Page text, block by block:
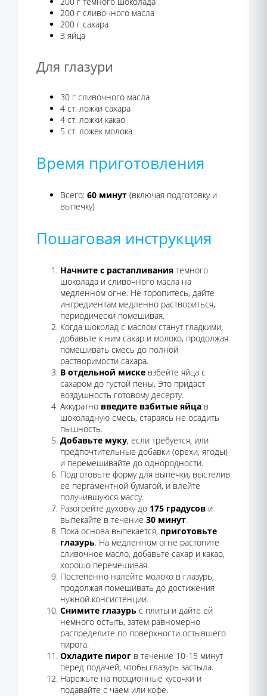
200 г сливочного масла
200 г сахара
3 яйца
Для глазури
30 г сливочного масла
4 ст. ложки сахара
4 ст. ложки какао
5 ст. ложек молока
Время приготовления
Всего: 60 минут (включая подготовку и
выпечку)
Пошаговая инструкция
Начните с растапливания темного
шоколада и сливочного масла на
медленном огне. Не торопитесь, дайте
ингредиентам медленно раствориться,
периодически помешивая.
Когда шоколад с маслом станут гладкими,
добавьте к ним сахар и молоко, продолжая
помешивать смесь до полной
растворимости сахара.
В отдельной миске взбейте яйца с
сахаром до густой пены. Это придаст
воздушность готовому десерту.
Аккуратно введите взбитые яйца в
шоколадную смесь, стараясь не осадить
пышность.
Добавьте муку, если требуется, или
предпочтительные добавки (орехи, ягоды)
и перемешивайте до однородности.
Подготовьте форму для выпечки, выстелив
ее пергаментной бумагой, и влейте
получившуюся массу.
Разогрейте духовку до 175 градусов и
выпекайте в течение 30 минут.
Пока основа выпекается, приготовьте
глазурь. На медленном огне растопите
сливочное масло, добавьте сахар и какао,
хорошо перемешивая.
Постепенно налейте молоко в глазурь,
продолжая помешивать до достижения
нужной консистенции.
Снимите глазурь с плиты и дайте ей
немного остыть, затем равномерно
распределите по поверхности остывшего
пирога.
Охладите пирог в течение 10-15 минут
перед подачей, чтобы глазурь застыла.
Нарежьте на порционные кусочки и
подавайте с чаем или кофе.